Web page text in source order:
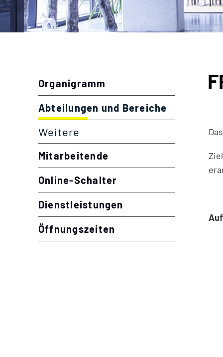
Inhalt
Organigramm
Abteilungen und Bereiche
Weitere
Mitarbeitende
Online-Schalter
Dienstleistungen
Öffnungszeiten